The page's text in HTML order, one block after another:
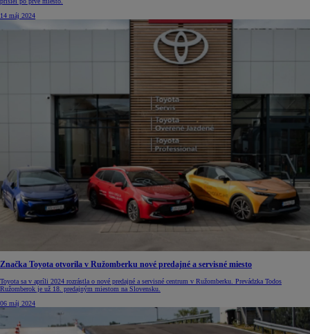
14 máj 2024
Značka Toyota otvorila v Ružomberku nové predajné a servisné miesto
Toyota sa v apríli 2024 rozrástla o nové predajné a servisné centrum v Ružomberku. Prevádzka Todos
Ružomberok je už 18. predajným miestom na Slovensku.
06 máj 2024